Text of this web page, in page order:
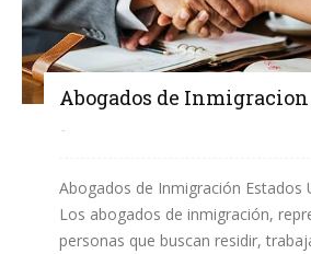
Abogados de Inmigracion
-
Abogados de Inmigración Estados
Los abogados de inmigración,
personas que buscan residir,